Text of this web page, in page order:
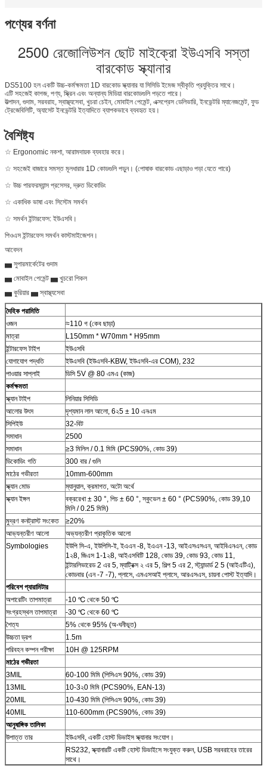
পণ্যের বর্ণনা
2500 রেজোলিউশন ছোট মাইক্রো ইউএসবি সস্তা
বারকোড স্ক্যানার
DS5100 হল একটি উচ্চ-কর্মক্ষমতা 1D বারকোড স্ক্যানার যা সিসিডি ইমেজ স্বীকৃতি প্রযুক্তির সাথে।
এটি সহজেই কাগজ, পণ্য, স্ক্রিন এবং অন্যান্য মিডিয়া বারকোডগুলি পড়তে পারে।
উত্পাদন, গুদাম, সরবরাহ, স্বাস্থ্যসেবা, খুচরা চেইন, মোবাইল পেমেন্ট, এক্সপ্রেস ডেলিভারি, ইনভেন্টরি ম্যানেজমেন্ট, ফুড
ট্রেজেবিলিটি, অ্যাসেট ইনভেন্টরি ইত্যাদিতে ব্যাপকভাবে ব্যবহৃত হয়।
বৈশিষ্ট্য
☆ Ergonomic নকশা, আরামদায়ক ব্যবহার করে।
☆ সহজেই বাজারে সমস্ত মূলধারার 1D কোডগুলি পড়ুন। (পোষাক বারকোড এছাড়াও পড়া যেতে পারে)
☆ উচ্চ পারফরম্যান্স প্রসেসর, দ্রুত ডিকোডিং
☆ একাধিক ভাষা এবং সিস্টেম সমর্থন
☆ সমর্থন ইন্টারফেস: ইউএসবি।
পিওএস ইন্টারফেস সমর্থন কাস্টমাইজেশন।
আবেদন
▅ সুপারমার্কেটের গুদাম
▅ মোবাইল পেমেন্ট ▅ খুচরো শিকল
▅ কুরিয়ার ▅ স্বাস্থ্যসেবা
দৈহিক পরামিতি
ওজন
≈110 গ (কেব ছাড়া)
মাত্রা
L150mm * W70mm * H95mm
ইন্টারফেস টাইপ
ইউএসবি
যোগাযোগ পদ্ধতি
ইউএসবি (ইউএসবি-KBW, ইউএসবি-এর COM), 232
পাওয়ার সাপ্লাই
ডিসি 5V @ 80 এমএ (কাজ)
কর্মক্ষমতা
স্ক্যান টাইপ
লিনিয়ার সিসিডি
আলোর উৎস
দৃশ্যমান লাল আলো, 6২5 ± 10 এনএম
সিপিইউ
32-বিট
সমাধান
2500
সমাধান
≥3 মিলিল / 0.1 মিমি (PCS90%, কোড 39)
ডিকোডিং গতি
300 বার / গুলি
মাঠের গভীরতা
10mm-600mm
স্ক্যান মোড
ম্যানুয়াল, ক্রমাগত, অটো অর্থে
স্ক্যান ইঙ্গল
বক্ররেখা ± 30 °, পিচ ± 60 °, স্কুভেল ± 60 ° (PCS90%, কোড 39,10
মিলি / 0.25 মিমি)
মুদ্রণ কনট্রাস্ট সংকেত
≥20%
আভ্যন্তরীণ আলো
অভ্যন্তরীণ প্রাকৃতিক আলো
Symbologies
ইউপি সি-এ, ইউপিসি-ই, ইএএন -8, ইএএন -13, আইএসএসএন, আইবিএনএন, কোড
1২8, জিএস 1-1২8, আইএসবিটি 128, কোড 39, কোড 93, কোড 11,
ইন্টারলিভারেড 2 এর 5, ম্যাট্রিক্স ২ এর 5, শিল্প 5 এর 2, স্ট্যান্ডার্ড 2 5 (আইএটিএ),
কোডবার (এন -7 -7), প্লাসে, এমএসআই প্লাসে, আরএসএস, চায়না পোস্ট ইত্যাদি।
পরিবেশ প্যারামিটার
অপারেটিং তাপমাত্রা
-10 ℃ থেকে 50 ℃
সংগ্রহস্থল তাপমাত্রা
-30 ℃ থেকে 60 ℃
শৈত্য
5% থেকে 95% (অ-ঘনীভূত)
উচ্চতা ড্রপ
1.5m
পরিবহন কম্পন পরীক্ষা
10H @ 125RPM
মাঠের গভীরতা
3MIL
60-100 মিমি (পিসিএস 90%, কোড 39)
13MIL
10-3২0 মিমি (PCS90%, EAN-13)
20MIL
10-430 মিমি (পিসিএস 90%, কোড 39)
40MIL
110-600mm (PCS90%, কোড 39)
আনুষাঙ্গিক তালিকা
উপাত্ত তার
ইউএসবি, একটি হোস্ট ডিভাইস স্ক্যানার সংযোগ।
RS232, স্ক্যানারটি একটি হোস্ট ডিভাইসে সংযুক্ত করুন, USB সরবরাহের তারের
সাথে।